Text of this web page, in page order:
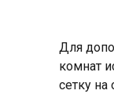
Для
комнат
сетку